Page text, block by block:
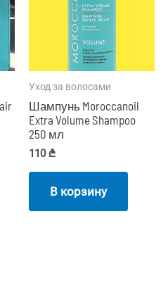
Уход за волосами
Шампунь Moroccanoil
Extra Volume Shampoo
250 мл
110₾
В корзину